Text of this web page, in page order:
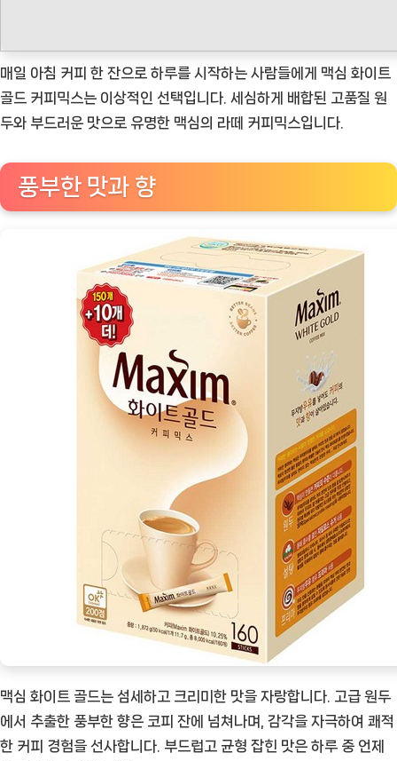
트
골
드,
피
호
의
완
벽
한
선
택
ㅣ
추
천
상
품]
매일 아침 커피 한 잔으로 하루를 시작하는 사람들에게 맥심 화이트
골드 커피믹스는 이상적인 선택입니다. 세심하게 배합된 고품질 원
두와 부드러운 맛으로 유명한 맥심의 라떼 커피믹스입니다.
풍부한 맛과 향
맥심 화이트 골드는 섬세하고 크리미한 맛을 자랑합니다. 고급 원두
에서 추출한 풍부한 향은 코피 잔에 넘쳐나며, 감각을 자극하여 쾌적
한 커피 경험을 선사합니다. 부드럽고 균형 잡힌 맛은 하루 중 언제